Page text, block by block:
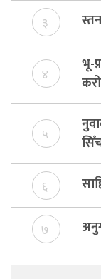
३
४
भू-
५
६
७